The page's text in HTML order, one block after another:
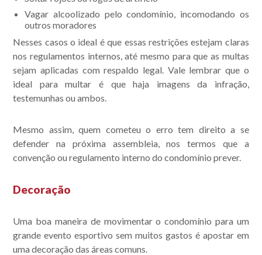
Vagar alcoolizado pelo condomínio, incomodando os
outros moradores
Nesses casos o ideal é que essas restrições estejam claras
nos regulamentos internos, até mesmo para que as multas
sejam aplicadas com respaldo legal. Vale lembrar que o
ideal para multar é que haja imagens da infração,
testemunhas ou ambos.
Mesmo assim, quem cometeu o erro tem direito a se
defender na próxima assembleia, nos termos que a
convenção ou regulamento interno do condomínio prever.
Decoração
Uma boa maneira de movimentar o condomínio para um
grande evento esportivo sem muitos gastos é apostar em
uma decoração das áreas comuns.